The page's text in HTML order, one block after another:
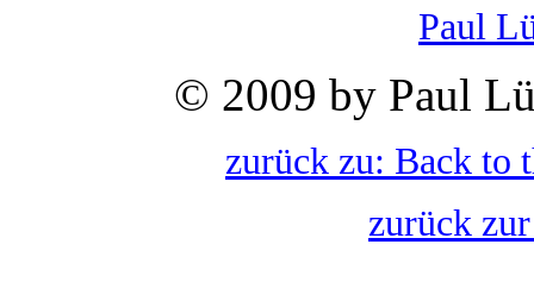
Paul
© 2009 by Paul
zurück zu: Back to
zurück